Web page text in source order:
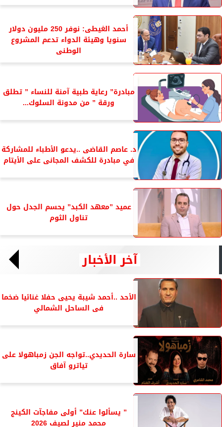
أحمد الغيطى: نوفر 250 مليون دولار
سنويا وهيئة الدواء تدعم المشروع
الوطنى
مبادرة” رعاية طبية آمنة للنساء ” تطلق
ورقة ” من مدونة السلوك...
د. عاصم القاضى ..يدعو الأطباء للمشاركة
في مبادرة للكشف المجانى على الأيتام
عميد ”معهد الكبد” يحسم الجدل حول
تناول الثوم
آخر الأخبار
الأحد ..أحمد شيبة يحيى حفلا غنائيا ضخما
فى الساحل الشمالي
سارة الحديدي..تواجه الجن زمباهولا على
تياترو آفاق
” يسألوا عنك” أولى مفاجآت الكينج
محمد منير لصيف 2026